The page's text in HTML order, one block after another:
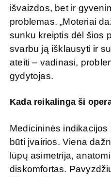
išvaizdos, bet ir
problemas. „Moteriai
sunku kreiptis dėl šios
svarbu ją išklausyti ir
ateiti – vadinasi,
gydytojas.
Kada reikalinga ši
Medicininės
būti įvairios. Viena
lūpų asimetrija,
diskomfortas.